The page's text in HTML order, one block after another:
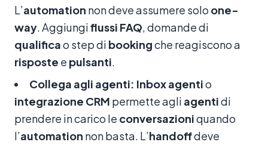
L’automation non deve assumere solo one-
way. Aggiungiflussi FAQ, domande di
qualificao step di bookingche reagiscono a
risposte e pulsanti.
Collega agli agenti: Inboxagentio
integrazione CRM permette agli agentidi
prendere in carico le conversazioniquando
l’automation non basta. L’handoffdeve